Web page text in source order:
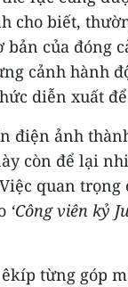
cho biết,
bản của đóng
cảnh hành
diễn xuất
điện ảnh
còn để lại
quan
‘Công viên kỷ
từng góp